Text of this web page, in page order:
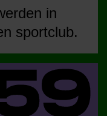
in
sportclub.